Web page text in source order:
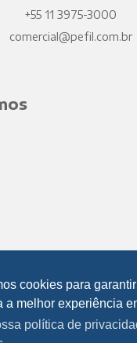
+55 11 3975-3000
comercial@pefil.com.br
cookies para
a melhor experiência
política de